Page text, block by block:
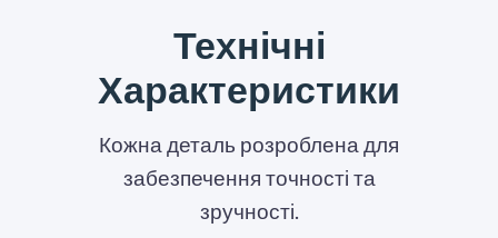
Технічні
Характеристики
Кожна деталь розроблена для
забезпечення точності та
зручності.